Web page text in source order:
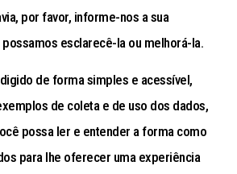
por favor, informe-nos a sua
esclarecê-la ou melhorá-la.
de forma simples e acessível,
de coleta e de uso dos dados,
possa ler e entender a forma como
para lhe oferecer uma experiência